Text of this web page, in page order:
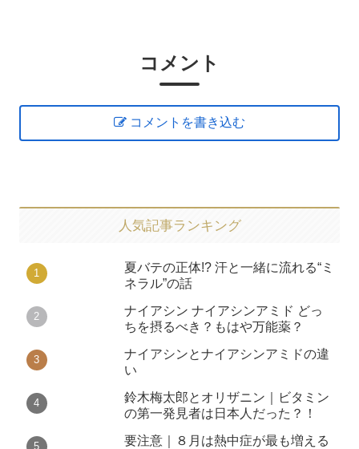
コメント
コメントを書き込む
人気記事ランキング
夏バテの正体!? 汗と一緒に流れる“ミ
ネラル”の話
ナイアシン ナイアシンアミド どっ
ちを摂るべき？もはや万能薬？
ナイアシンとナイアシンアミドの違
い
鈴木梅太郎とオリザニン｜ビタミン
の第一発見者は日本人だった？！
要注意｜８月は熱中症が最も増える